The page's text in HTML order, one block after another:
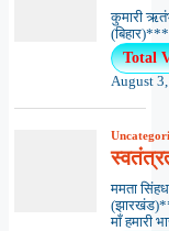
कुमारी
Total
August
ममता
माँ हमारी